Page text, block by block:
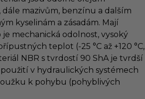
mazivům, benzínu a dalším
kyselinám a zásadám. Mají
mechanická odolnost, vysoký
teplot (-25 °C až +120 °C,
NBR s tvrdostí 90 ShA je tvrdší
v hydraulických systémech
k pohybu (pohyblivých